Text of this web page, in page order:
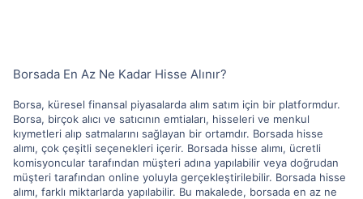
Borsada En Az Ne Kadar Hisse Alınır?
Borsa, küresel finansal piyasalarda alım satım için bir platformdur.
Borsa, birçok alıcı ve satıcının emtiaları, hisseleri ve menkul
kıymetleri alıp satmalarını sağlayan bir ortamdır. Borsada hisse
alımı, çok çeşitli seçenekleri içerir. Borsada hisse alımı, ücretli
komisyoncular tarafından müşteri adına yapılabilir veya doğrudan
müşteri tarafından online yoluyla gerçekleştirilebilir. Borsada hisse
alımı, farklı miktarlarda yapılabilir. Bu makalede, borsada en az ne